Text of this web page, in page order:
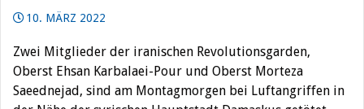
10. MÄRZ 2022
Zwei Mitglieder der iranischen Revolutionsgarden,
Oberst Ehsan Karbalaei-Pour und Oberst Morteza
Saeednejad, sind am Montagmorgen bei Luftangriffen in